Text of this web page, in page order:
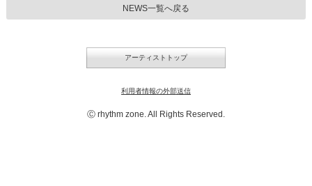
NEWS一覧へ戻る
アーティストトップ
利用者情報の外部送信
Ⓒ rhythm zone. All Rights Reserved.